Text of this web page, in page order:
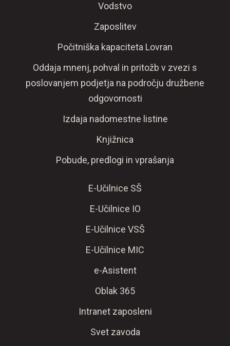
Vodstvo
Zaposlitev
Počitniška kapaciteta Lovran
Oddaja mnenj, pohval in pritožb v zvezi s
poslovanjem podjetja na področju družbene
odgovornosti
Izdaja nadomestne listine
Knjižnica
Pobude, predlogi in vprašanja
E-Učilnice SŠ
E-Učilnice IO
E-Učilnice VSŠ
E-Učilnice MIC
e-Asistent
Oblak 365
Intranet zaposleni
Svet zavoda